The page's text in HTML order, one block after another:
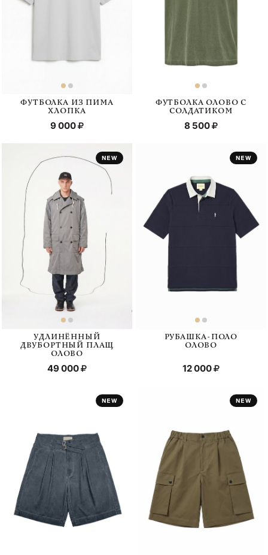
ФУТБОЛКА ИЗ ПИМА
ХЛОПКА
9 000
ФУТБОЛКА ОЛОВО С
СОЛДАТИКОМ
8 500
УДЛИНЁННЫЙ
ДВУБОРТНЫЙ ПЛАЩ
ОЛОВО
49 000
РУБАШКА-ПОЛО
ОЛОВО
12 000